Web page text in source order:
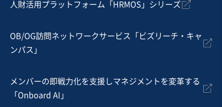
人財活用プラットフォーム「HRMOS」シリーズ
OB/OG訪問ネットワークサービス「ビズリーチ・キャ
ンパス」
メンバーの即戦力化を支援しマネジメントを変革する
「Onboard AI」